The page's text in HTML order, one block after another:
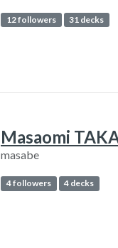
12 followers 31 decks
Masaomi
masabe
4 followers 4 decks